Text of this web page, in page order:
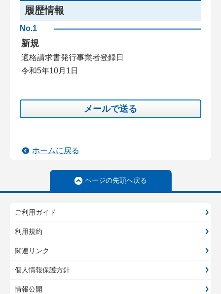
履歴情報
No.1
新規
適格請求書発行事業者登録日
令和5年10月1日
メールで送る
ホームに戻る
ページの先頭へ戻る
ご利用ガイド
利用規約
関連リンク
個人情報保護方針
情報公開